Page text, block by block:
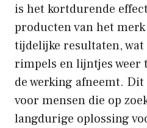
is het kortdurende
producten van het
tijdelijke resultaten, wat
rimpels en lijntjes weer
de werking afneemt.
voor mensen die op
langdurige oplossing